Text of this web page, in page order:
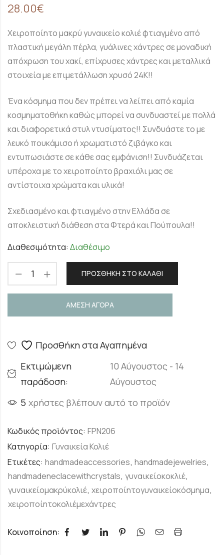
28.00€
Χειροποίητο μακρύ γυναικείο κολιέ φτιαγμένο από
πλαστική μεγάλη πέρλα, γυάλινες χάντρες σε μοναδική
απόχρωση του χακί, επίχρυσες χάντρες και μεταλλικά
στοιχεία με επιμετάλλωση χρυσό 24Κ!!
Ένα κόσμημα που δεν πρέπει να λείπει από καμία
κοσμηματοθήκη καθώς μπορεί να συνδυαστεί με πολλά
και διαφορετικά στυλ ντυσίματος!! Συνδυάστε το με
λευκό πουκάμισο ή χρωματιστό ζιβάγκο και
εντυπωσιάστε σε κάθε σας εμφάνιση!! Συνδυάζεται
υπέροχα με το χειροποίητο βραχιόλι μας σε
αντίστοιχα χρώματα και υλικά!
Σχεδιασμένο και φτιαγμένο στην Ελλάδα σε
αποκλειστική διάθεση στα Φτερά και Πούπουλα!!
Διαθεσιμότητα: Διαθέσιμο
ΠΡΟΣΘΉΚΗ ΣΤΟ ΚΑΛΆΘΙ
ΑΜΕΣΗ ΑΓΟΡΑ
Προσθήκη στα Αγαπημένα
Εκτιμώμενη
παράδοση:
10 Αύγουστος - 14
Αύγουστος
5 χρήστες βλέπουν αυτό το προϊόν
Κωδικός προϊόντος: FPN206
Κατηγορία: Γυναικεία Κολιέ
Ετικέτες: handmadeaccessories, handmadejewelries,
handmadeneclacewithcrystals, γυναικείοκοκλιέ,
γυναικείομακρύκολιέ, χειροποίητογυναικείοκόσμημα,
χειροποίητοκολιέμεχάντρες
Κοινοποίηση: